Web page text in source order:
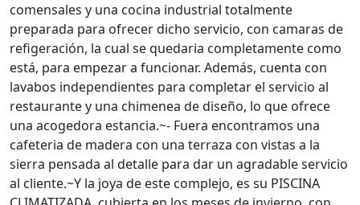
comensales y una cocina industrial totalmente
preparada para ofrecer dicho servicio, con camaras de
refigeración, la cual se quedaria completamente como
está, para empezar a funcionar. Además, cuenta con
lavabos independientes para completar el servicio al
restaurante y una chimenea de diseño, lo que ofrece
una acogedora estancia.~- Fuera encontramos una
cafeteria de madera con una terraza con vistas a la
sierra pensada al detalle para dar un agradable servicio
al cliente.~Y la joya de este complejo, es su PISCINA